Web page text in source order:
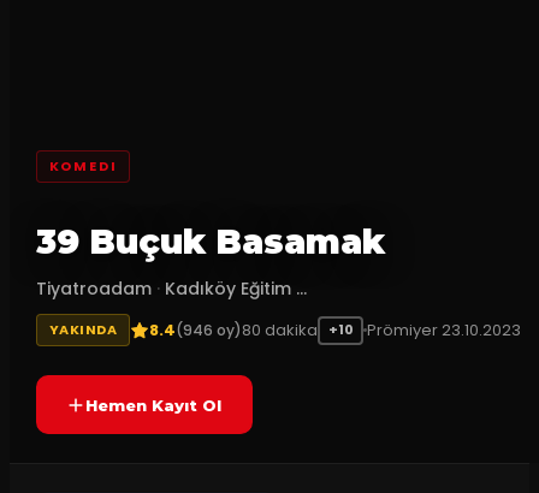
KOMEDI
39 Buçuk Basamak
Tiyatroadam · Kadıköy Eğitim ...
YAKINDA 8.4(946 oy)80 dakika +10 Prömiyer 23.10.2023
Hemen Kayıt Ol